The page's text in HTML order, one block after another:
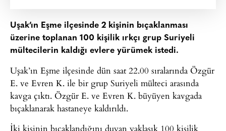
Uşak’ın Eşme ilçesinde 2 kişinin bıçaklanması
üzerine toplanan 100 kişilik ırkçı grup Suriyeli
mültecilerin kaldığı evlere yürümek istedi.
Uşak’ın Eşme ilçesinde dün saat 22.00 sıralarında Özgür
E. ve Evren K. ile bir grup Suriyeli mülteci arasında
kavga çıktı. Özgür E. ve Evren K. büyüyen kavgada
bıçaklanarak hastaneye kaldırıldı.
İki kişinin bıçaklandığını duyan yaklaşık 100 kişilik